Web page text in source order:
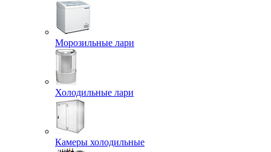
Морозильные лари
Холодильные лари
Камеры холодильные